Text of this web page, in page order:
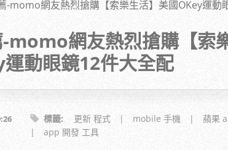
-momo網友熱烈搶購【索樂生活】美國OKey運動
網友熱烈搶購【索
動眼鏡12件大全配
標籤: 更新 程式 | mobile 手機 | 蘋果
|
app 開發 工具